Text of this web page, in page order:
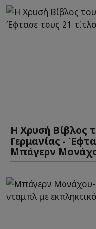
Η Χρυσή Βίβλος
Γερμανίας -
Μπάγερν